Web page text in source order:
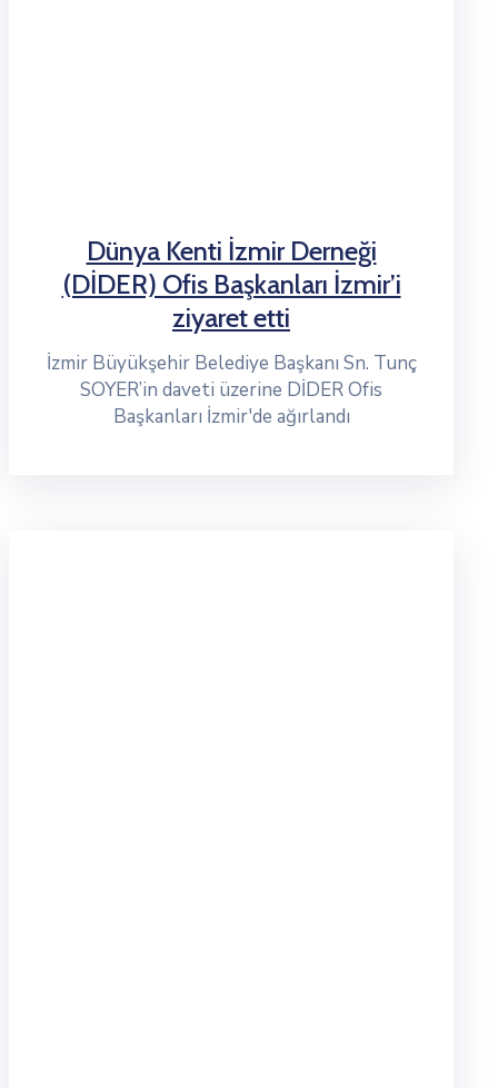
Dünya Kenti İzmir Derneği
(DİDER) Ofis Başkanları İzmir’i
ziyaret etti
İzmir Büyükşehir Belediye Başkanı Sn. Tunç
SOYER’in daveti üzerine DİDER Ofis
Başkanları İzmir'de ağırlandı